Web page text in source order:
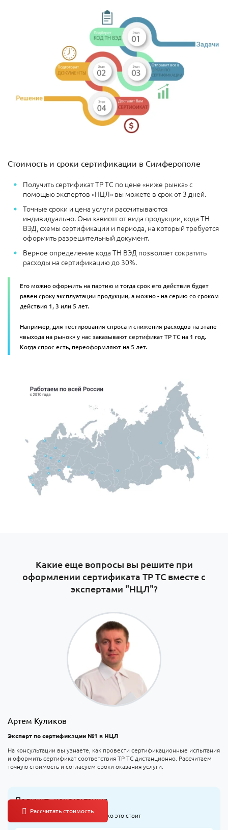
Стоимость и сроки сертификации в Симферополе
Получить сертификат ТР ТС по цене «ниже рынка» с
помощью экспертов «НЦЛ» вы можете в срок от 3 дней.
Точные сроки и цена услуги рассчитываются
индивидуально. Они зависят от вида продукции, кода ТН
ВЭД, схемы сертификации и периода, на который требуется
оформить разрешительный документ.
Верное определение кода ТН ВЭД позволяет сократить
расходы на сертификацию до 30%.
Его можно оформить на партию и тогда срок его действия будет
равен сроку эксплуатации продукции, а можно - на серию со сроком
действия 1, 3 или 5 лет.
Например, для тестирования спроса и снижения расходов на этапе
«выхода на рынок» у нас заказывают сертификат ТР ТС на 1 год.
Когда спрос есть, переоформляют на 5 лет.
Какие еще вопросы вы решите при
оформлении сертификата ТР ТС вместе с
экспертами "НЦЛ"?
Артем Куликов
Эксперт по сертификации №1 в НЦЛ
На консультации вы узнаете, как провести сертификационные испытания
и оформить сертификат соответствия ТР ТС дистанционно. Рассчитаем
точную стоимость и согласуем сроки оказания услуги.
Получить консультацию
Узнайте, что оформлять и сколько это стоит